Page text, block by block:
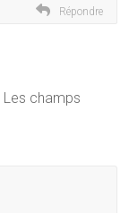
Répondre
Les champs